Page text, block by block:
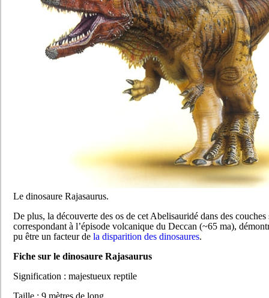
Le dinosaure Rajasaurus.
De plus, la découverte des os de cet Abelisauridé dans des couches
correspondant à l’épisode volcanique du Deccan (~65 ma),
pu être un facteur de la disparition des dinosaures.
Fiche sur le dinosaure Rajasaurus
Signification : majestueux reptile